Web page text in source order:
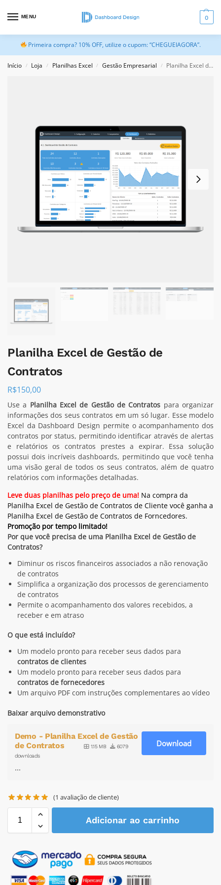
MENU 0
Primeira compra? 10% OFF, utilize o cupom: “CHEGUEIAGORA”.
Início / Loja / Planilhas Excel / Gestão Empresarial / Planilha Excel de Gestão de Contratos
Planilha Excel de Gestão de
Contratos
R$150,00
Use a Planilha Excel de Gestão de Contratos para organizar
informações dos seus contratos em um só lugar. Esse modelo
Excel da Dashboard Design permite o acompanhamento dos
contratos por status, permitindo identificar através de alertas
e relatórios os contratos prestes a expirar. Essa solução
possui dois incríveis dashboards, permitindo que você tenha
uma visão geral de todos os seus contratos, além de quatro
relatórios com informações detalhadas.
Leve duas planilhas pelo preço de uma! Na compra da
Planilha Excel de Gestão de Contratos de Cliente você ganha a
Planilha Excel de Gestão de Contratos de Forncedores.
Promoção por tempo limitado!
Por que você precisa de uma Planilha Excel de Gestão de
Contratos?
Diminur os riscos financeiros associados a não renovação
de contratos
Simplifica a organização dos processos de gerenciamento
de contratos
Permite o acompanhamento dos valores recebidos, a
receber e em atraso
O que está incluído?
Um modelo pronto para receber seus dados para
contratos de clientes
Um modelo pronto para receber seus dados para
contratos de fornecedores
Um arquivo PDF com instruções complementares ao vídeo
Baixar arquivo demonstrativo
Demo - Planilha Excel de Gestão
de Contratos
1.15 MB
6079
downloads
...
Download
(1 avaliação de cliente)
Adicionar ao carrinho